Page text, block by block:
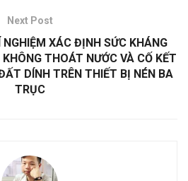
Next Post
XÁC ĐỊNH SỨC KHÁNG
THOÁT NƯỚC VÀ CỐ KẾT
DÍNH TRÊN THIẾT BỊ NÉN BA
TRỤC